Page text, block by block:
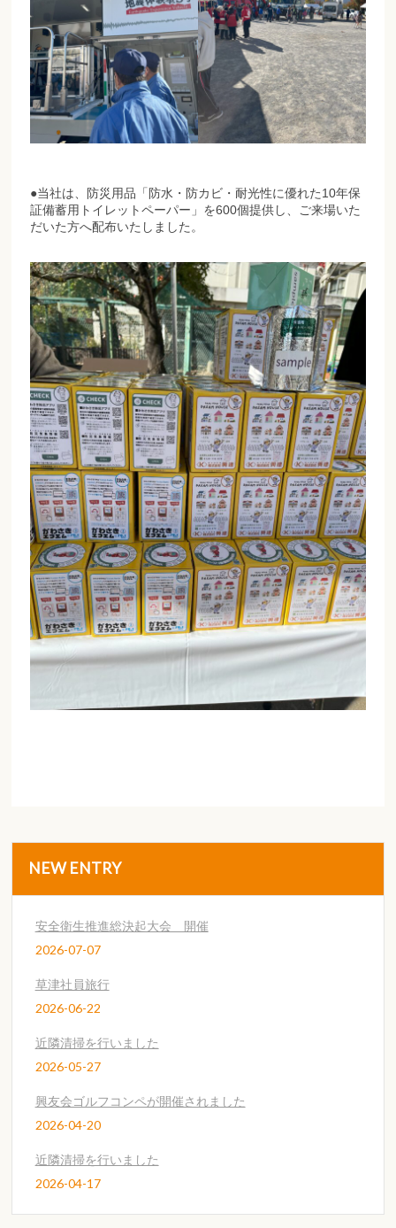
●当社は、防災用品「防水・防カビ・耐光性に優れた10年保
証備蓄用トイレットペーパー」を600個提供し、ご来場いた
だいた方へ配布いたしました。
NEW ENTRY
安全衛生推進総決起大会 開催
2026-07-07
草津社員旅行
2026-06-22
近隣清掃を行いました
2026-05-27
興友会ゴルフコンペが開催されました
2026-04-20
近隣清掃を行いました
2026-04-17